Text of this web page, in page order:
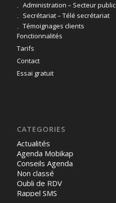
Administration – Secteur public
Secrétariat – Télé secrétariat
Témoignages clients
Fonctionnalités
Tarifs
Contact
Essai gratuit
CATEGORIES
Actualités
Agenda Mobikap
Conseils Agenda
Non classé
Oubli de RDV
Rappel SMS